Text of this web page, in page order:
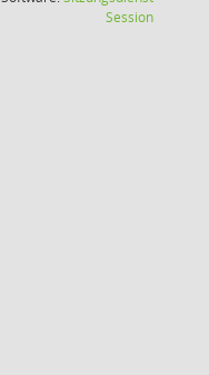
Session(Wird in